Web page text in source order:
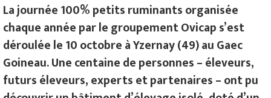
La journée 100% petits ruminants organisée
chaque année par le groupement Ovicap s’est
déroulée le 10 octobre à Yzernay (49) au Gaec
Goineau. Une centaine de personnes – éleveurs,
futurs éleveurs, experts et partenaires – ont pu